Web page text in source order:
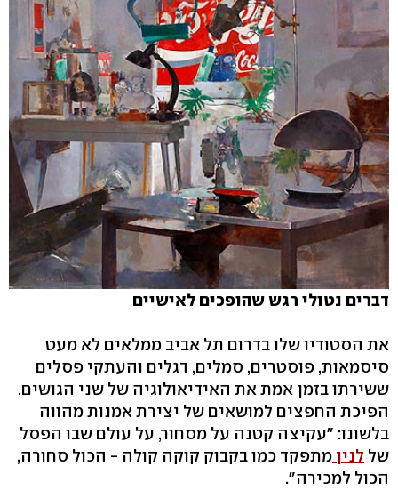
דברים נטולי רגש שהופכים לאישיים
את הסטודיו שלו בדרום תל אביב ממלאים לא מעט
סיסמאות, פוסטרים, סמלים, דגלים והעתקי פסלים
ששירתו בזמן אמת את האידיאולוגיה של שני הגושים.
הפיכת החפצים למושאים של יצירת אמנות מהווה
בלשונו: "עקיצה קטנה על מסחור, על עולם שבו הפסל
של לנין מתפקד כמו בקבוק קוקה קולה - הכול סחורה,
הכול למכירה".